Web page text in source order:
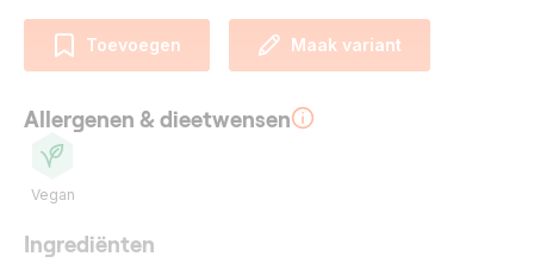
Toevoegen Maak variant
Allergenen & dieetwensen
Vegan
Ingrediënten